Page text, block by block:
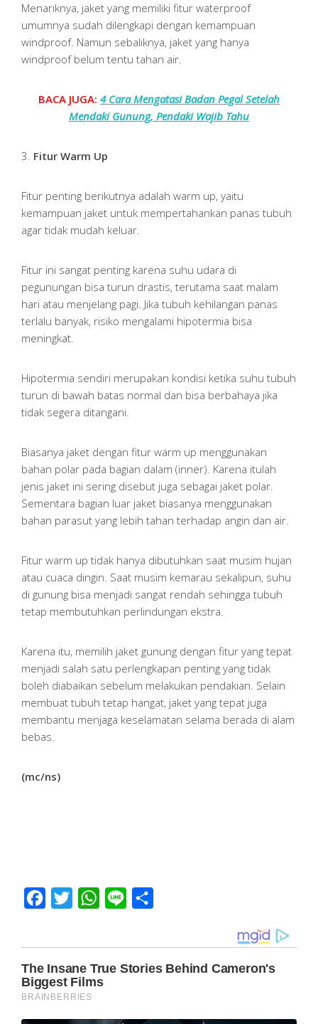
Menariknya, jaket yang memiliki fitur waterproof
umumnya sudah dilengkapi dengan kemampuan
windproof. Namun sebaliknya, jaket yang hanya
windproof belum tentu tahan air.
BACA JUGA: 4 Cara Mengatasi Badan Pegal Setelah
Mendaki Gunung, Pendaki Wajib Tahu
3. Fitur Warm Up
Fitur penting berikutnya adalah warm up, yaitu
kemampuan jaket untuk mempertahankan panas tubuh
agar tidak mudah keluar.
Fitur ini sangat penting karena suhu udara di
pegunungan bisa turun drastis, terutama saat malam
hari atau menjelang pagi. Jika tubuh kehilangan panas
terlalu banyak, risiko mengalami hipotermia bisa
meningkat.
Hipotermia sendiri merupakan kondisi ketika suhu tubuh
turun di bawah batas normal dan bisa berbahaya jika
tidak segera ditangani.
Biasanya jaket dengan fitur warm up menggunakan
bahan polar pada bagian dalam (inner). Karena itulah
jenis jaket ini sering disebut juga sebagai jaket polar.
Sementara bagian luar jaket biasanya menggunakan
bahan parasut yang lebih tahan terhadap angin dan air.
Fitur warm up tidak hanya dibutuhkan saat musim hujan
atau cuaca dingin. Saat musim kemarau sekalipun, suhu
di gunung bisa menjadi sangat rendah sehingga tubuh
tetap membutuhkan perlindungan ekstra.
Karena itu, memilih jaket gunung dengan fitur yang tepat
menjadi salah satu perlengkapan penting yang tidak
boleh diabaikan sebelum melakukan pendakian. Selain
membuat tubuh tetap hangat, jaket yang tepat juga
membantu menjaga keselamatan selama berada di alam
bebas.
(mc/ns)
Facebook
Twitter WhatsApp
Line